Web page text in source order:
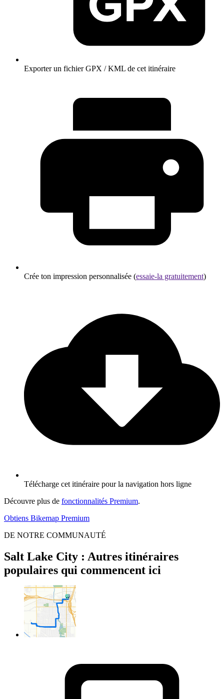
Exporter un fichier GPX / KML de cet itinéraire
Crée ton impression personnalisée (essaie-la gratuitement)
Télécharge cet itinéraire pour la navigation hors ligne
Découvre plus de fonctionnalités Premium.
Obtiens Bikemap Premium
DE NOTRE COMMUNAUTÉ
Salt Lake City : Autres itinéraires
populaires qui commencent ici